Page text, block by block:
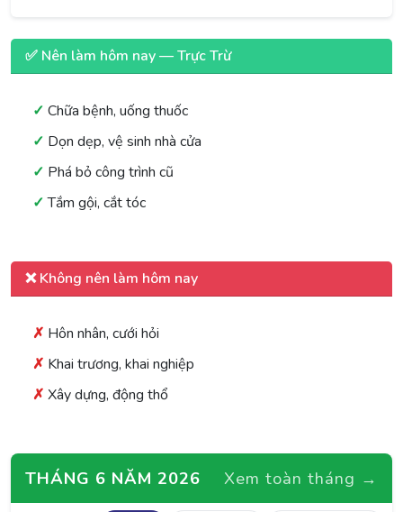
✅ Nên làm hôm nay — Trực Trừ
Chữa bệnh, uống thuốc
Dọn dẹp, vệ sinh nhà cửa
Phá bỏ công trình cũ
Tắm gội, cắt tóc
❌ Không nên làm hôm nay
Hôn nhân, cưới hỏi
Khai trương, khai nghiệp
Xây dựng, động thổ
THÁNG 6 NĂM 2026 Xem toàn tháng →